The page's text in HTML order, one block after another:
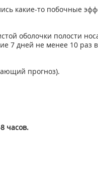
какие-то побочные
оболочки полости
дней не менее 10 раз в
прогноз).
часов.